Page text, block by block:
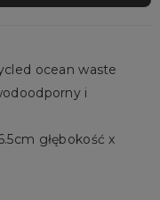
ocean waste
i
głębokość x